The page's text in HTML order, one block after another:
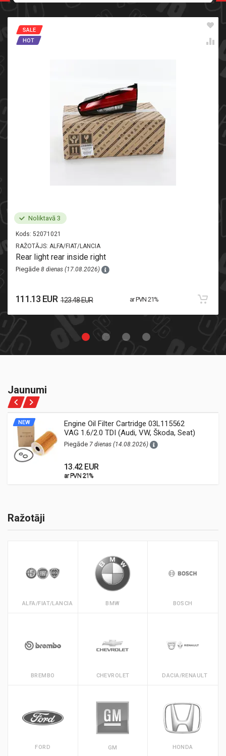
Noliktavā 3
Kods: 52071021
RAŽOTĀJS: ALFA/FIAT/LANCIA
SALE
HOT
Rear light rear inside right
Piegāde 8 dienas (17.08.2026)
111.13 EUR 123.48 EUR ar PVN 21%
Jaunumi
NEW
Engine Oil Filter Cartridge 03L115562
VAG 1.6/2.0 TDI (Audi, VW, Škoda, Seat)
Piegāde 7 dienas (14.08.2026)
13.42 EUR
ar PVN 21%
ar PVN 21%
Ražotāji
ALFA/FIAT/LANCIA BMW BOSCH
BREMBO CHEVROLET DACIA/RENAULT
FORD GM HONDA